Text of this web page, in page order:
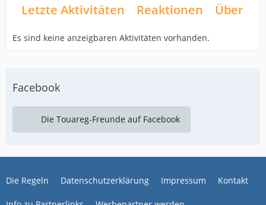
Letzte Aktivitäten Reaktionen Über
Es sind keine anzeigbaren Aktivitäten vorhanden.
Facebook
Die Touareg-Freunde auf Facebook
Die Regeln Datenschutzerklärung Impressum Kontakt